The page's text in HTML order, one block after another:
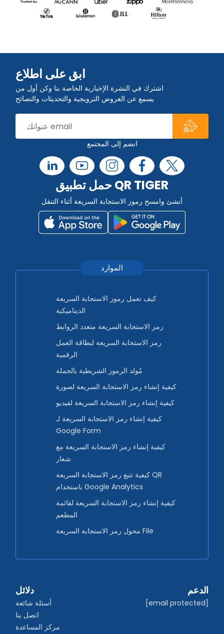
ابق على اطلاع
اشترك في النشرة الإخبارية الخاصة بنا وكن أول من
يسمع عن العروض الترويجية والتحديثات والنصائح
انضم إلى المجتمع
حمل تطبيق QR TIGER
أنشئ وامسح رموز الاستجابة السريعة أثناء التنقل
الموارد
كيف تعمل رموز الاستجابة السريعة
الديناميكية
رمز الاستجابة السريعة متعدد الروابط
رمز الاستجابة السريعة لبطاقة العمل
الرقمية
مُولد الرموز الشريطية بالجملة
كيفية إنشاء رمز الاستجابة السريعة لصورة
كيفية إنشاء رمز الاستجابة السريعة لفيديو
كيفية إنشاء رمز الاستجابة السريعة لـ
Google Form
كيفية إنشاء رمز الاستجابة السريعة مع
شعار
كيفية تتبع رمز الاستجابة السريعة QR
باستخدام Google Analytics
كيفية إنشاء رمز الاستجابة السريعة لقائمة
المطعم
محول رمز الاستجابة السريعة File
دلائل
أسئلة شائعة
اتصل بنا
مركز المساعدة
الدعم
[email protected]